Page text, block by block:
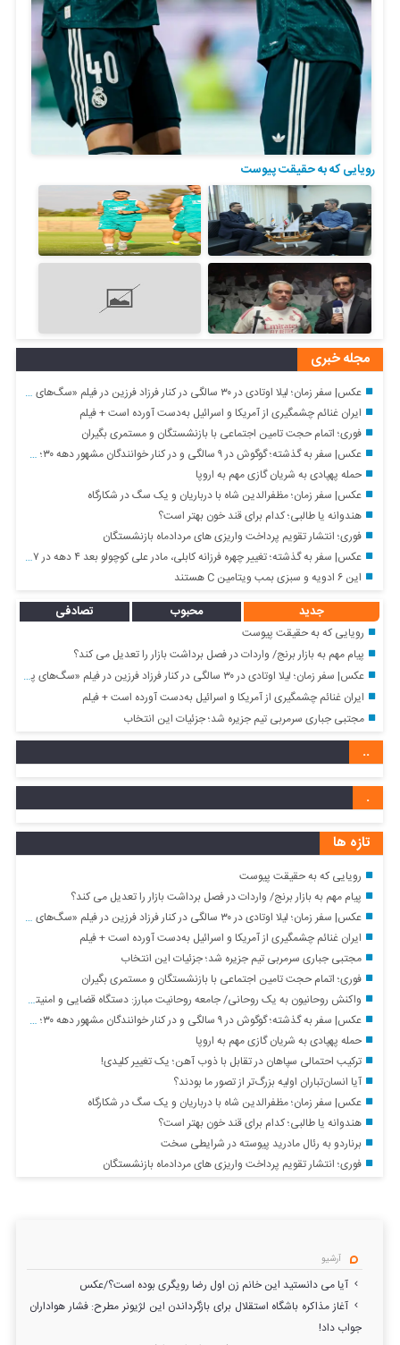
رویایی که به حقیقت پیوست
مجله خبری
عکس| سفر زمان؛ لیلا اوتادی در ۳۰ سالگی در کنار فرزاد فرزین در فیلم «سگ‌های پوشالی»
ایران غنائم چشمگیری از آمریکا و اسرائیل به‌دست آورده است + فیلم
فوری؛ اتمام حجت تامین اجتماعی با بازنشستگان و مستمری بگیران
عکس| سفر به گذشته؛ گوگوش در ۹ سالگی و در کنار خوانندگان مشهور دهه ۳۰؛ سال ۱۳۳۸
حمله پهپادی به شریان گازی مهم به اروپا
عکس| سفر زمان؛ مظفرالدین شاه با درباریان و یک سگ در شکارگاه
هندوانه یا طالبی؛ کدام‌ برای قند خون بهتر است؟
فوری؛ انتشار تقویم پرداخت واریزی های مردادماه بازنشستگان
عکس| سفر به گذشته؛ تغییر چهره فرزانه کابلی، مادر علی کوچولو بعد ۴ دهه در ۷۷ سالگی
این ۶ ادویه و سبزی بمب ویتامین C هستند
جدید محبوب تصادفی
رویایی که به حقیقت پیوست
پیام مهم به بازار برنج/ واردات در فصل برداشت بازار را تعدیل می کند؟
عکس| سفر زمان؛ لیلا اوتادی در ۳۰ سالگی در کنار فرزاد فرزین در فیلم «سگ‌های پوشالی»
ایران غنائم چشمگیری از آمریکا و اسرائیل به‌دست آورده است + فیلم
مجتبی جباری سرمربی تیم جزیره شد؛ جزئیات این انتخاب
..
.
تازه ها
رویایی که به حقیقت پیوست
پیام مهم به بازار برنج/ واردات در فصل برداشت بازار را تعدیل می کند؟
عکس| سفر زمان؛ لیلا اوتادی در ۳۰ سالگی در کنار فرزاد فرزین در فیلم «سگ‌های پوشالی»
ایران غنائم چشمگیری از آمریکا و اسرائیل به‌دست آورده است + فیلم
مجتبی جباری سرمربی تیم جزیره شد؛ جزئیات این انتخاب
فوری؛ اتمام حجت تامین اجتماعی با بازنشستگان و مستمری بگیران
واکنش روحانیون به یک روحانی/ جامعه روحانیت مبارز: دستگاه قضایی و امنیتی با باقر خرازی برخورد کنند
عکس| سفر به گذشته؛ گوگوش در ۹ سالگی و در کنار خوانندگان مشهور دهه ۳۰؛ سال ۱۳۳۸
حمله پهپادی به شریان گازی مهم به اروپا
ترکیب احتمالی سپاهان در تقابل با ذوب آهن؛ یک تغییر کلیدی!
آیا انسان‌تباران اولیه بزرگ‌تر از تصور ما بودند؟
عکس| سفر زمان؛ مظفرالدین شاه با درباریان و یک سگ در شکارگاه
هندوانه یا طالبی؛ کدام‌ برای قند خون بهتر است؟
برناردو به رئال مادرید پیوسته در شرایطی سخت
فوری؛ انتشار تقویم پرداخت واریزی های مردادماه بازنشستگان
آرشیو
آیا می دانستید این خانم زن اول رضا رویگری بوده است؟/عکس
آغاز مذاکره باشگاه استقلال برای بازگرداندن این لژیونر مطرح: فشار هواداران
جواب داد!